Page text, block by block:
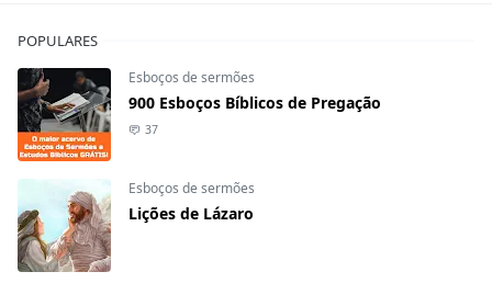
POPULARES
Esboços de sermões
900 Esboços Bíblicos de Pregação
37
Esboços de sermões
Lições de Lázaro